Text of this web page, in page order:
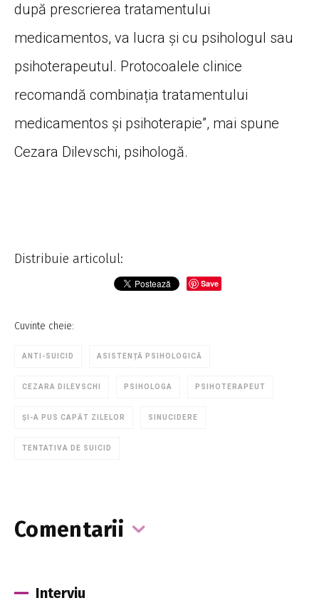
după prescrierea tratamentului
medicamentos, va lucra și cu psihologul sau
psihoterapeutul. Protocoalele clinice
recomandă combinația tratamentului
medicamentos și psihoterapie”, mai spune
Cezara Dilevschi, psihologă.
Distribuie articolul:
Save
Cuvinte cheie:
ANTI-SUICID ASISTENȚĂ PSIHOLOGICĂ
CEZARA DILEVSCHI PSIHOLOGA PSIHOTERAPEUT
ȘI-A PUS CAPĂT ZILELOR SINUCIDERE
TENTATIVA DE SUICID
Comentarii
Interviu